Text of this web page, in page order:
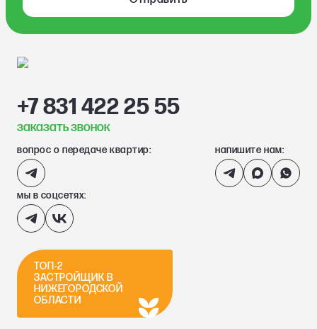
+7 831 422 25 55
заказать звонок
вопрос о передаче квартир: напишите нам:
мы в соцсетях:
ТОП-2
ЗАСТРОЙЩИК В
НИЖЕГОРОДСКОЙ
ОБЛАСТИ